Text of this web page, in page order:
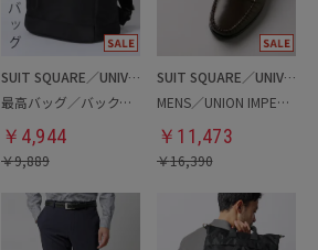
SUIT SQUARE／UNIVERSAL LANGUAGE
最高バッグ／バックパック
￥ 4,944
￥9,889
SUIT SQUARE／UNIVERSAL LANGUAGE
MENS／UNION IMPERIAL監修／コインローファー
￥ 11,473
￥16,390